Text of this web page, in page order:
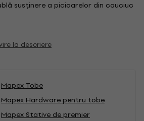
susținere a picioarelor din cauciuc
la descriere
Mapex Tobe
Mapex Hardware pentru tobe
Mapex Stative de premier